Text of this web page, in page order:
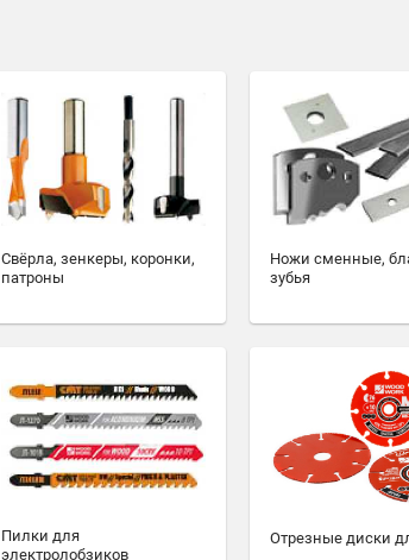
Свёрла, зенкеры, коронки,
патроны
Ножи сменные,
зубья
Пилки для
электролобзиков
Отрезные диски